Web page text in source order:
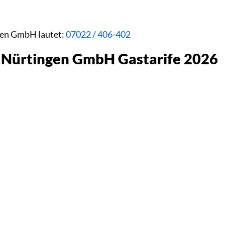
GmbH lautet:07022 / 406-402
GmbH Gastarife 2026